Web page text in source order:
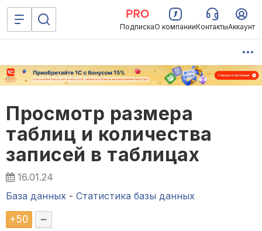
ПодпискаО компанииКонтактыАккаунт
Просмотр размера
таблиц и количества
записей в таблицах
16.01.24
База данных - Статистика базы данных
+50 –